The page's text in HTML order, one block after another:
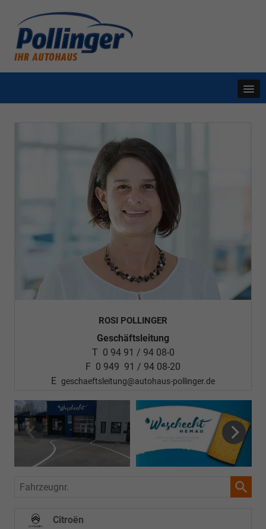
ROSI POLLINGER
Geschäftsleitung
T 0 94 91 / 94 08-0
F 0 949 91 / 94 08-20
E geschaeftsleitung@autohaus-pollinger.de
Fahrzeugnr.
Citroën